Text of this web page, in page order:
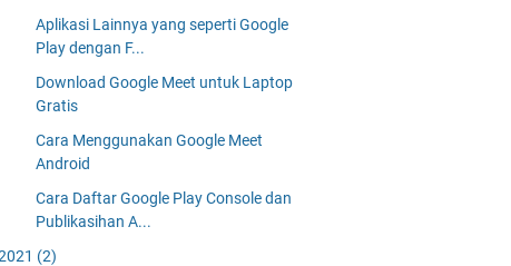
Aplikasi Lainnya yang seperti Google
Play dengan F...
Download Google Meet untuk Laptop
Gratis
Cara Menggunakan Google Meet
Android
Cara Daftar Google Play Console dan
Publikasihan A...
(2)